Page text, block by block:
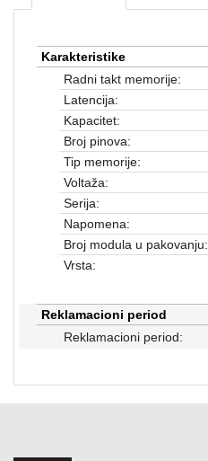
UPS
baterije
Televizori,
Rasveta
zabava
Karakteristike
Radni takt memorije:
Latencija:
Kapacitet:
Broj pinova:
Tip memorije:
Voltaža:
Serija:
Napomena:
Broj modula u pakovanju:
Vrsta:
Reklamacioni period
Reklamacioni period: